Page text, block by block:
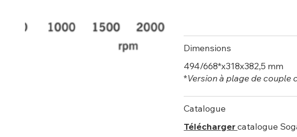
Dimensions
494/668*x318x382,5 mm
*Version à plage de couple
Catalogue
Téléchargercatalogue